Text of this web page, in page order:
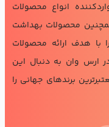
انواع محصولات
محصولات بهداشت
با هدف ارائه محصولات
ارس وان به دنبال این
برندهای جهانی را